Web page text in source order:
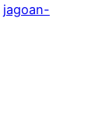
jagoan-